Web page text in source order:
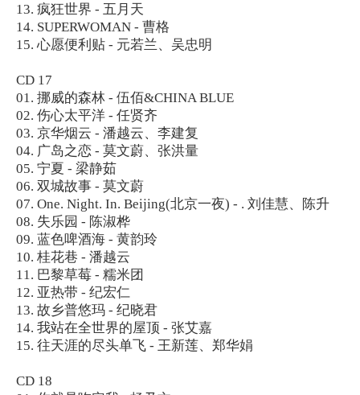
13. 疯狂世界 - 五月天
14. SUPERWOMAN - 曹格
15. 心愿便利贴 - 元若兰、吴忠明
CD 17
01. 挪威的森林 - 伍佰&CHINA BLUE
02. 伤心太平洋 - 任贤齐
03. 京华烟云 - 潘越云、李建复
04. 广岛之恋 - 莫文蔚、张洪量
05. 宁夏 - 梁静茹
06. 双城故事 - 莫文蔚
07. One. Night. In. Beijing(北京一夜) - . 刘佳慧、陈升
08. 失乐园 - 陈淑桦
09. 蓝色啤酒海 - 黄韵玲
10. 桂花巷 - 潘越云
11. 巴黎草莓 - 糯米团
12. 亚热带 - 纪宏仁
13. 故乡普悠玛 - 纪晓君
14. 我站在全世界的屋顶 - 张艾嘉
15. 往天涯的尽头单飞 - 王新莲、郑华娟
CD 18